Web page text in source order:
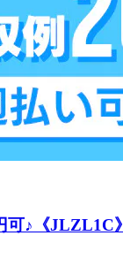
可♪《JLZL1C》